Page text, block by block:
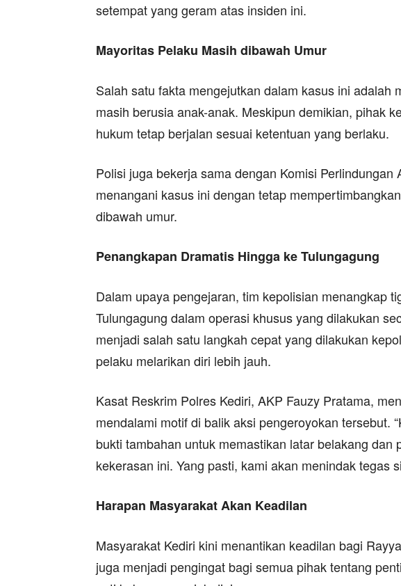
setempat yang geram atas insiden ini.
Mayoritas Pelaku Masih dibawah Umur
Salah satu fakta mengejutkan dalam kasus ini adalah
masih berusia anak-anak. Meskipun demikian, pihak
hukum tetap berjalan sesuai ketentuan yang berlaku.
Polisi juga bekerja sama dengan Komisi Perlindungan
menangani kasus ini dengan tetap
dibawah umur.
Penangkapan Dramatis Hingga ke Tulungagung
Dalam upaya pengejaran, tim kepolisian menangkap
Tulungagung dalam operasi khusus yang dilakukan
menjadi salah satu langkah cepat yang dilakukan
pelaku melarikan diri lebih jauh.
Kasat Reskrim Polres Kediri, AKP Fauzy Pratama,
mendalami motif di balik aksi pengeroyokan tersebut.
bukti tambahan untuk memastikan latar belakang dan
kekerasan ini. Yang pasti, kami akan menindak tegas
Harapan Masyarakat Akan Keadilan
Masyarakat Kediri kini menantikan keadilan bagi
juga menjadi pengingat bagi semua pihak tentang